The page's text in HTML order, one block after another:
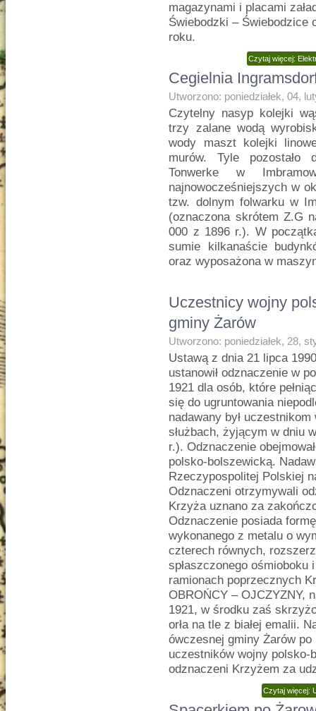
magazynami i placami
Świebodzki – Świebodzice
roku.
Czytaj więcej:
Cegielnia
Utworzono: poniedziałek, 04,
Czytelny nasyp kolejki
trzy zalane wodą
wody maszt kolejki
murów. Tyle pozostało
Tonwerke w
najnowocześniejszych w
tzw. dolnym folwarku w
(oznaczona skrótem Z.G
000 z 1896 r.). W
sumie kilkanaście
oraz wyposażona w
Uczestnicy wojny
gminy Żarów
Utworzono: poniedziałek, 28,
Ustawą z dnia 21 lipca
ustanowił odznaczenie w
1921 dla osób, które
się do ugruntowania
nadawany był
służbach, żyjącym w dniu
r.). Odznaczenie
polsko-bolszewicką.
Rzeczypospolitej Polskiej
Odznaczeni otrzymywali
Krzyża uznano za
Odznaczenie posiada
wykonanego z metalu o
czterech równych,
spłaszczonego
ramionach poprzecznych
OBROŃCY – OJCZYZNY,
1921, w środku zaś
orła na tle z białej emalii.
ówczesnej gminy Żarów po
uczestników wojny
odznaczeni Krzyżem za
Czytaj więcej: